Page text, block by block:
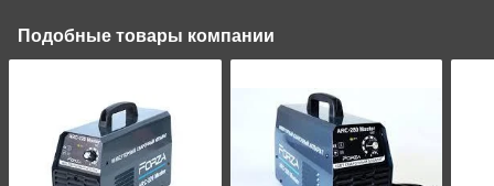
Подобные товары компании